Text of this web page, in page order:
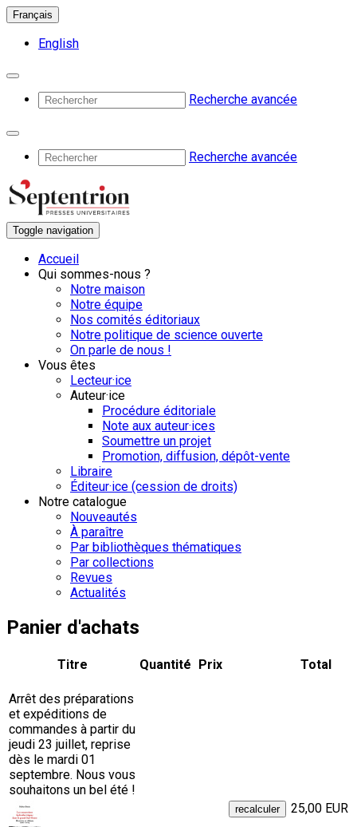
Français
English
Recherche avancée
Recherche avancée
Toggle navigation
Accueil
Qui sommes-nous ?
Notre maison
Notre équipe
Nos comités éditoriaux
Notre politique de science ouverte
On parle de nous !
Vous êtes
Lecteur·ice
Auteur·ice
Procédure éditoriale
Note aux auteur·ices
Soumettre un projet
Promotion, diffusion, dépôt-vente
Libraire
Éditeur·ice (cession de droits)
Notre catalogue
Nouveautés
À paraître
Par bibliothèques thématiques
Par collections
Revues
Actualités
Panier d'achats
Arrêt des préparations
et expéditions de
commandes à partir du
jeudi 23 juillet, reprise
dès le mardi 01
septembre. Nous vous
souhaitons un bel été !
Titre Quantité Prix Total
25,00 EUR